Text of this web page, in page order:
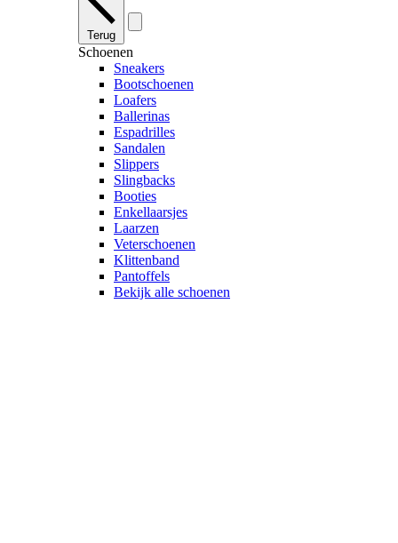
Terug
Schoenen
Sneakers
Bootschoenen
Loafers
Ballerinas
Espadrilles
Sandalen
Slippers
Slingbacks
Booties
Enkellaarsjes
Laarzen
Veterschoenen
Klittenband
Pantoffels
Bekijk alle schoenen